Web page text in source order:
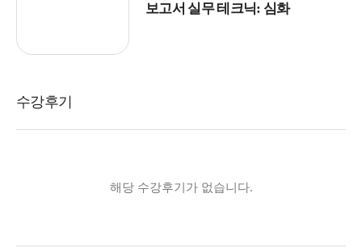
보고서 실무 테크닉: 심화